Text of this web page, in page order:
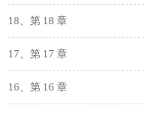
18、第 18 章
17、第 17 章
16、第 16 章